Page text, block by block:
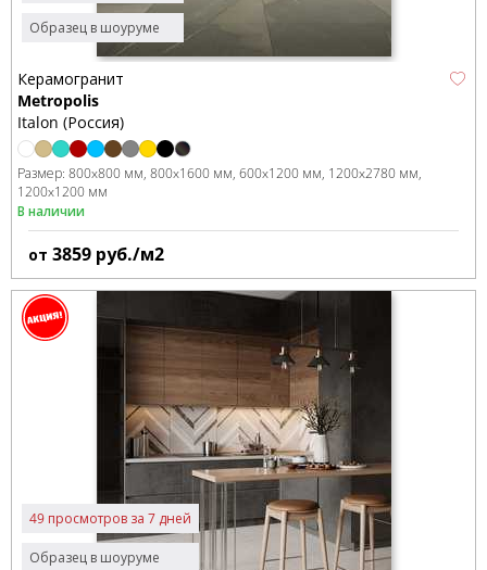
Образец в шоуруме
Керамогранит
Metropolis
Italon (Россия)
Размер: 800x800 мм 800x1600 мм 600x1200 мм 1200x2780 мм
1200x1200 мм
В наличии
от 3859 руб./м2
Образец в шоуруме
49 просмотров за 7 дней